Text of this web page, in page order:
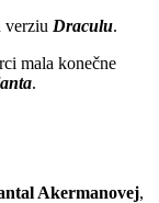
verziu Draculu.
mala konečne
.
Akermanovej,